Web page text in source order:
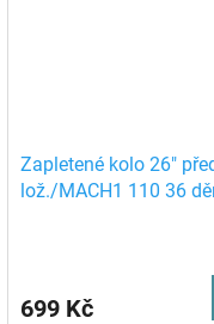
Zapletené kolo 26"
lož./MACH1 110 36
699 Kč